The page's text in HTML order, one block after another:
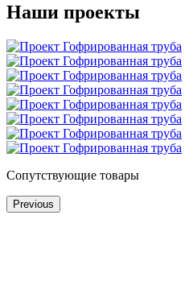
Наши проекты
Сопутствующие товары
Previous